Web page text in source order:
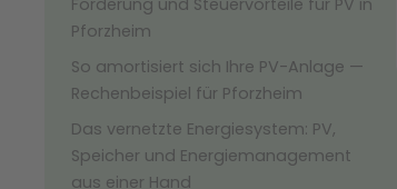
Pforzheim
So amortisiert sich Ihre PV-Anlage —
Rechenbeispiel für Pforzheim
Das vernetzte Energiesystem: PV,
Speicher und Energiemanagement
aus einer Hand